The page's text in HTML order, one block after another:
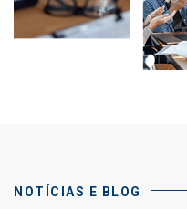
NOTÍCIAS E BLOG